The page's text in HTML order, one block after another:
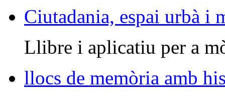
Ciutadania, espai urbà i
Llibre i aplicatiu per a
llocs de memòria amb